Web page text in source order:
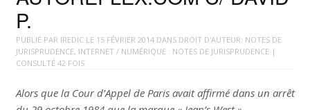
P.
PUBLIÉ PAR IREDICLE 15 FÉVRIER 2014DANS DROIT D'AUTEUR: NOTES DE
JURISPRUDENCE, INTERNET / NUMÉRIQUE : NOTES DE JURISPRUDENCE |
CONSULTÉ 42 FOIS
Alors que la Cour d’Appel de Paris avait affirmé dans un arrêt